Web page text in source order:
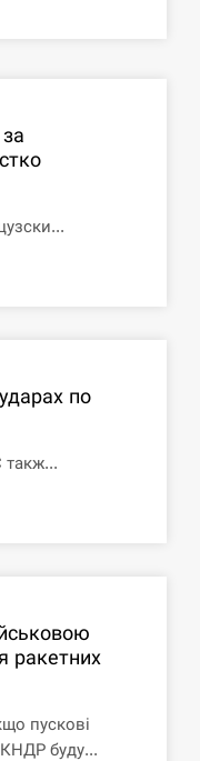
10 тисяч…
загинули три
по Харькову,
по
такж...
ракетних
пускові
КНДР буду...